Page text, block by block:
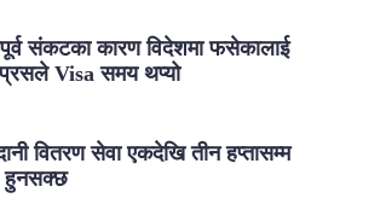
संकटका कारण विदेशमा फसेकालाई
Visa समय थप्यो
वितरण सेवा एकदेखि तीन हप्तासम्म
हुनसक्छ